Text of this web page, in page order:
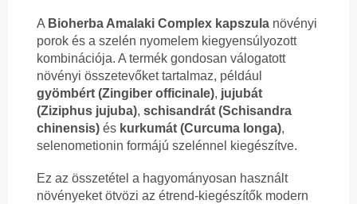
A Bioherba Amalaki Complex kapszula növényi
porok és a szelén nyomelem kiegyensúlyozott
kombinációja. A termék gondosan válogatott
növényi összetevőket tartalmaz, például
gyömbért (Zingiber officinale), jujubát
(Ziziphus jujuba), schisandrát (Schisandra
chinensis) és kurkumát (Curcuma longa),
selenometionin formájú szelénnel kiegészítve.
Ez az összetétel a hagyományosan használt
növényeket ötvözi az étrend-kiegészítők modern